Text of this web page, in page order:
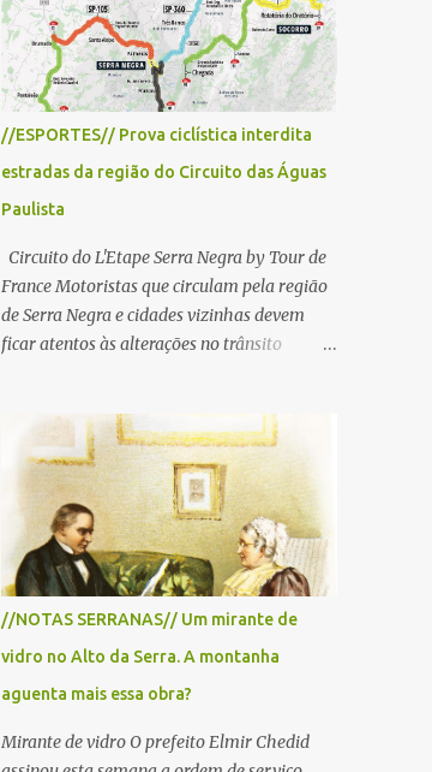
//ESPORTES// Prova ciclística interdita
estradas da região do Circuito das Águas
Paulista
Circuito do L'Etape Serra Negra by Tour de
France Motoristas que circulam pela região
de Serra Negra e cidades vizinhas devem
ficar atentos às alterações no trânsito
realização do L'Étape Serra Negra by Tour
de France presented by Nubank.
Considerado o principal circuito de ciclismo
amador da América Latina, o evento reunirá
atletas de diferentes regiões do país e terá
percursos passando pelos municípios de
Serra Negra, Amparo, Monte Alegre do Sul,
Lindoia e Socorro. Para garantir a segurança
dos participantes e do público, diversos
trechos de rodovias e estradas da região
longo da prova. A largada será na Rua
//NOTAS SERRANAS// Um mirante de
vidro no Alto da Serra. A montanha
aguenta mais essa obra?
Mirante de vidro O prefeito Elmir Chedid